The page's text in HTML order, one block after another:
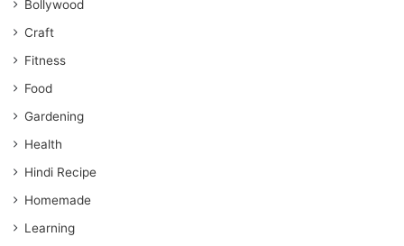
Bollywood
Craft
Fitness
Food
Gardening
Health
Hindi Recipe
Homemade
Learning